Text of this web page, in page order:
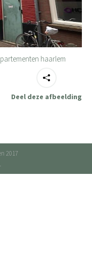
haarlem
Deel deze afbeelding
2017